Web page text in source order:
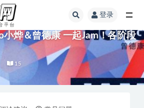
登录
烨＆曾德康 一起Jam！各阶段
15